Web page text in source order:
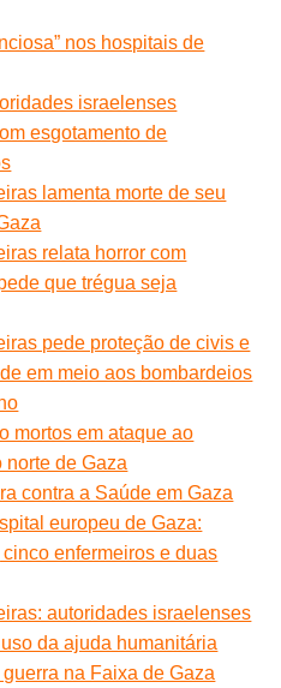
nos hospitais de
israelenses
esgotamento de
lamenta morte de seu
relata horror com
que trégua seja
pede proteção de civis e
em meio aos bombardeios
mortos em ataque ao
norte de Gaza
contra a Saúde em Gaza
europeu de Gaza:
enfermeiros e duas
autoridades israelenses
da ajuda humanitária
na Faixa de Gaza